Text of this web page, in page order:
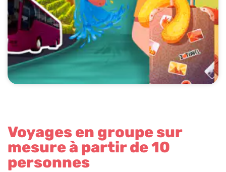
Voyages en groupe sur
mesure à partir de 10
personnes